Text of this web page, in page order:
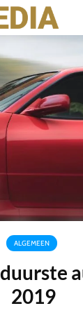
ALGEMEEN
2019